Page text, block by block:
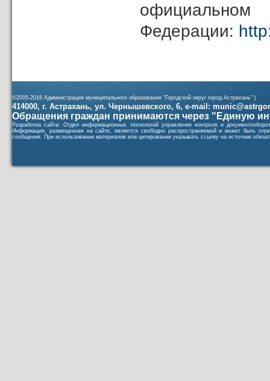
Федерации:
©2005-2016 Администрация муниципального образования "Городской округ город Астрахань" |
414000, г. Астрахань, ул. Чернышевского, 6, e-mail:
Обращения граждан принимаются через "Единую
Разработка сайта: Отдел информационных технологий управления контроля и
Информация, размещенная на сайте, является свободно распространяемой и может быть
сообщения. При использовании материалов или цитировании указывать ссылку на источник